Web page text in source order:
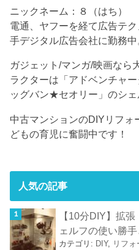
ニックネーム：８（はち）
電通、ヤフーを経て広告テ
手デジタル広告会社に勤務中
ガジェット/マンガ/映画なら
ラクターは「アドベンチャ
ッグバン★セオリー」のシェ
中古マンションのDIYリフォ
どもの育児に奮闘中です！
人気の記事
【10分DIY】拡
ェルフの使い勝
カテゴリ: DIY, リフォ